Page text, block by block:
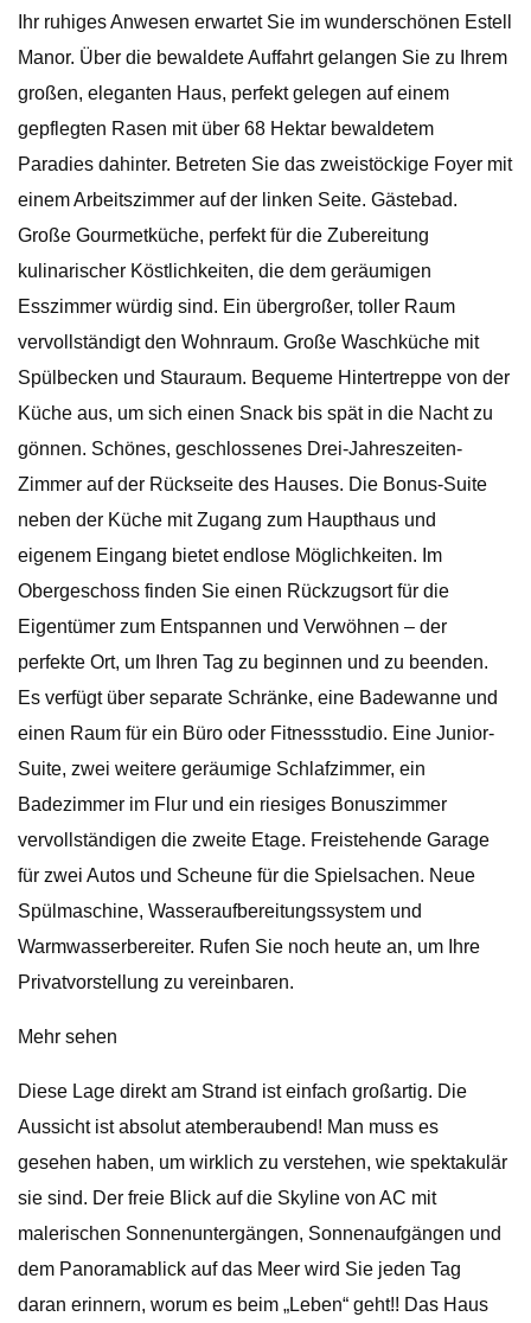
Ihr ruhiges Anwesen erwartet Sie im wunderschönen Estell
Manor. Über die bewaldete Auffahrt gelangen Sie zu Ihrem
großen, eleganten Haus, perfekt gelegen auf einem
gepflegten Rasen mit über 68 Hektar bewaldetem
Paradies dahinter. Betreten Sie das zweistöckige Foyer mit
einem Arbeitszimmer auf der linken Seite. Gästebad.
Große Gourmetküche, perfekt für die Zubereitung
kulinarischer Köstlichkeiten, die dem geräumigen
Esszimmer würdig sind. Ein übergroßer, toller Raum
vervollständigt den Wohnraum. Große Waschküche mit
Spülbecken und Stauraum. Bequeme Hintertreppe von der
Küche aus, um sich einen Snack bis spät in die Nacht zu
gönnen. Schönes, geschlossenes Drei-Jahreszeiten-
Zimmer auf der Rückseite des Hauses. Die Bonus-Suite
neben der Küche mit Zugang zum Haupthaus und
eigenem Eingang bietet endlose Möglichkeiten. Im
Obergeschoss finden Sie einen Rückzugsort für die
Eigentümer zum Entspannen und Verwöhnen – der
perfekte Ort, um Ihren Tag zu beginnen und zu beenden.
Es verfügt über separate Schränke, eine Badewanne und
einen Raum für ein Büro oder Fitnessstudio. Eine Junior-
Suite, zwei weitere geräumige Schlafzimmer, ein
Badezimmer im Flur und ein riesiges Bonuszimmer
vervollständigen die zweite Etage. Freistehende Garage
für zwei Autos und Scheune für die Spielsachen. Neue
Spülmaschine, Wasseraufbereitungssystem und
Warmwasserbereiter. Rufen Sie noch heute an, um Ihre
Privatvorstellung zu vereinbaren.
Mehr sehen
Diese Lage direkt am Strand ist einfach großartig. Die
Aussicht ist absolut atemberaubend! Man muss es
gesehen haben, um wirklich zu verstehen, wie spektakulär
sie sind. Der freie Blick auf die Skyline von AC mit
malerischen Sonnenuntergängen, Sonnenaufgängen und
dem Panoramablick auf das Meer wird Sie jeden Tag
daran erinnern, worum es beim „Leben“ geht!! Das Haus